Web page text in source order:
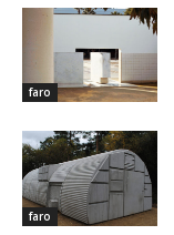
faro
faro